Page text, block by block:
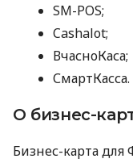
SM-POS;
Cashalot;
ВчасноКаса;
СмартКасса.
О бизнес-
Бизнес-карта